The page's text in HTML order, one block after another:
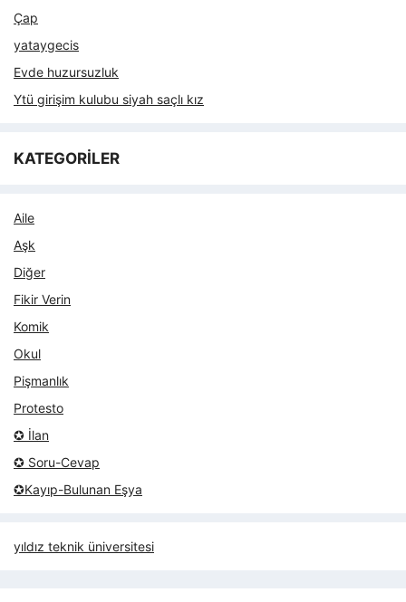
Çap
yataygecis
Evde huzursuzluk
Ytü girişim kulubu siyah saçlı kız
KATEGORİLER
Aile
Aşk
Diğer
Fikir Verin
Komik
Okul
Pişmanlık
Protesto
✪ İlan
✪ Soru-Cevap
✪Kayıp-Bulunan Eşya
yıldız teknik üniversitesi